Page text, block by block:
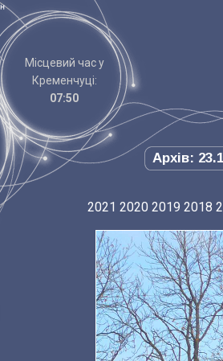
Місцевий час у
Кременчуці:
07:50
Архів:
2021 2020 2019 2018